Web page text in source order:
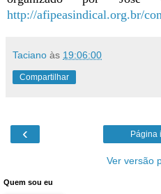
http://afipeasindical.org.br/
Taciano às 19:06:00
Compartilhar
‹ Página
Ver versão
Quem sou eu